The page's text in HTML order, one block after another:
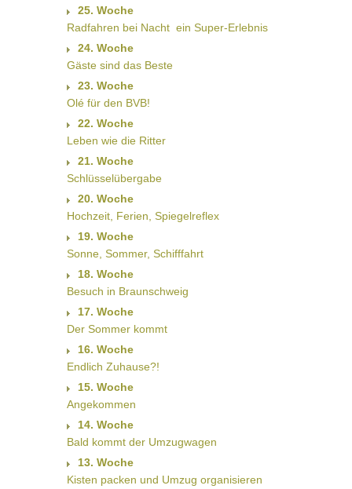
25. Woche
Radfahren bei Nacht  ein Super-Erlebnis
24. Woche
Gäste sind das Beste
23. Woche
Olé für den BVB!
22. Woche
Leben wie die Ritter
21. Woche
Schlüsselübergabe
20. Woche
Hochzeit, Ferien, Spiegelreflex
19. Woche
Sonne, Sommer, Schifffahrt
18. Woche
Besuch in Braunschweig
17. Woche
Der Sommer kommt
16. Woche
Endlich Zuhause?!
15. Woche
Angekommen
14. Woche
Bald kommt der Umzugwagen
13. Woche
Kisten packen und Umzug organisieren